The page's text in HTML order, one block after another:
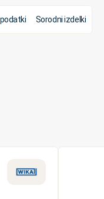
Sorodni izdelki